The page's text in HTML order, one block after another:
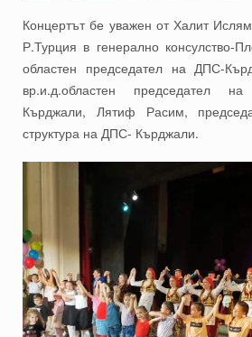
Концертът бе уважен от Халит
Р.Турция в генерално консулство-
областен председател на ДПС-
вр.и.д.областен председател
Кърджали, Лятиф Расим,
структура на ДПС- Кърджали.